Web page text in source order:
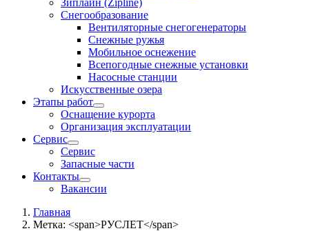
Зиплайн (Zipline)
Снегообразование
Вентиляторные снегогенераторы
Снежные ружья
Мобильное оснежение
Всепогодные снежные установки
Насосные станции
Искусственные озера
Этапы работ
Оснащение курорта
Организация эксплуатации
Сервис
Сервис
Запасные части
Контакты
Вакансии
Главная
Метка: <span>РУСЛЕТ</span>